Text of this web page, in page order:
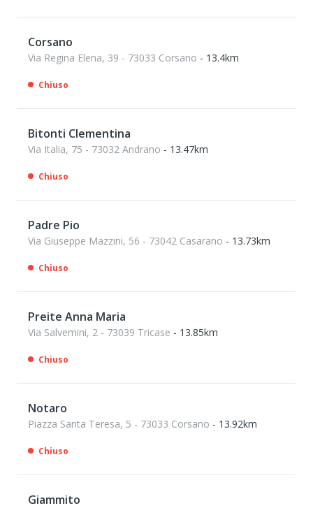
Corsano
Via Regina Elena, 39 - 73033 Corsano - 13.4km
Chiuso
Bitonti Clementina
Via Italia, 75 - 73032 Andrano - 13.47km
Chiuso
Padre Pio
Via Giuseppe Mazzini, 56 - 73042 Casarano - 13.73km
Chiuso
Preite Anna Maria
Via Salvemini, 2 - 73039 Tricase - 13.85km
Chiuso
Notaro
Piazza Santa Teresa, 5 - 73033 Corsano - 13.92km
Chiuso
Giammito